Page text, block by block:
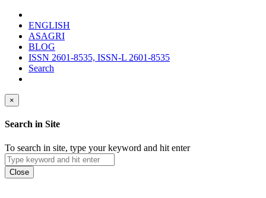
ENGLISH
ASAGRI
BLOG
ISSN 2601-8535, ISSN-L 2601-8535
Search
×
Search in Site
To search in site, type your keyword and hit enter
Close